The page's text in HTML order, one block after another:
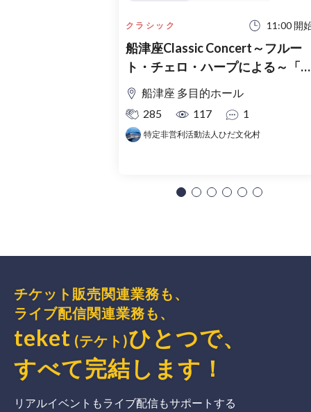
クラシック 11:00 開
船津座Classic Concert～フルー
ト・チェロ・ハープによる～「
夏の名曲アラカルト」
船津座 多目的ホール
285
117 1
特定非営利活動法人ひだ文化村
チケット販売関連業務も、
ライブ配信関連業務も、
teket (テケト)ひとつで、
すべて完結 します ！
リアルイベントもライブ配信もサポートする